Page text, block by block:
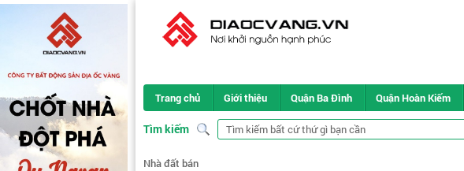
Trang chủ Giới thiệu Quận Ba Đình Quận Hoàn Kiếm
Tìm kiếm
Nhà đất bán